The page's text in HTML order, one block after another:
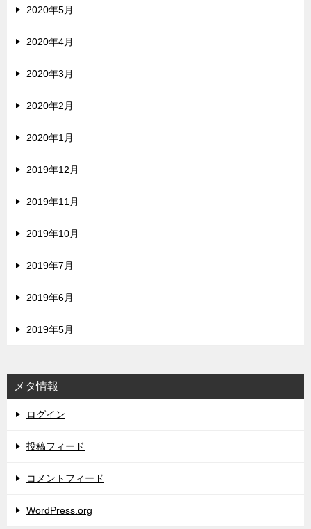
2020年5月
2020年4月
2020年3月
2020年2月
2020年1月
2019年12月
2019年11月
2019年10月
2019年7月
2019年6月
2019年5月
メタ情報
ログイン
投稿フィード
コメントフィード
WordPress.org